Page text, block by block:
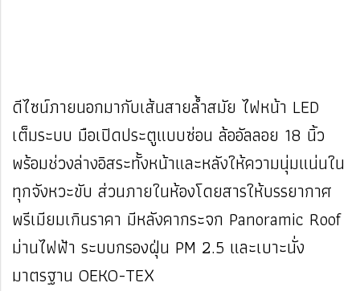
ดีไซน์ภายนอกมากับเส้นสายล้ำสมัย ไฟหน้า LED
เต็มระบบ มือเปิดประตูแบบซ่อน ล้ออัลลอย 18 นิ้ว
พร้อมช่วงล่างอิสระทั้งหน้าและหลังให้ความนุ่มแน่นใน
ทุกจังหวะขับ ส่วนภายในห้องโดยสารให้บรรยากาศ
พรีเมียมเกินราคา มีหลังคากระจก Panoramic Roof
ม่านไฟฟ้า ระบบกรองฝุ่น PM 2.5 และเบาะนั่ง
มาตรฐาน OEKO-TEX